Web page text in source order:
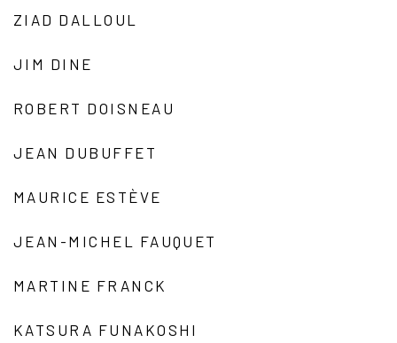
ZIAD DALLOUL
JIM DINE
ROBERT DOISNEAU
JEAN DUBUFFET
MAURICE ESTÈVE
JEAN-MICHEL FAUQUET
MARTINE FRANCK
KATSURA FUNAKOSHI